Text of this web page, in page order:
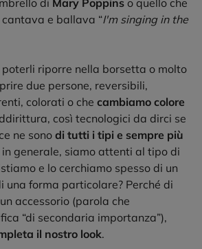
e ballava “I'm singing in the
riporre nella borsetta o molto
due persone, reversibili,
colorati o che cambiamo colore
così tecnologici da dirci se
ne sono di tutti i tipi e sempre più
in generale, siamo attenti al tipo di
e lo cerchiamo spesso di un
una forma particolare? Perché di
accessorio (parola che
“di secondaria importanza”),
il nostro look.